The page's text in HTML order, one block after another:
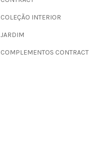
COLEÇÃO INTERIOR
JARDIM
COMPLEMENTOS CONTRACT